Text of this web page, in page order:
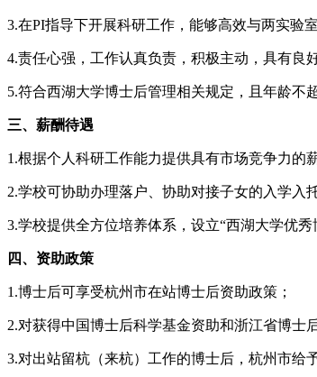
3.在PI指导下开展科研工作，能够高效与两实验
4.责任心强，工作认真负责，积极主动，具有良
5.符合西湖大学博士后管理相关规定，且年龄不
三、薪酬待遇
1.根据个人科研工作能力提供具有市场竞争力的
2.学校可协助办理落户、协助对接子女的入学入
3.学校提供全方位培养体系，设立“西湖大学优秀
四、资助政策
1.博士后可享受杭州市在站博士后资助政策；
2.对获得中国博士后科学基金资助和浙江省博士
3.对出站留杭（来杭）工作的博士后，杭州市给